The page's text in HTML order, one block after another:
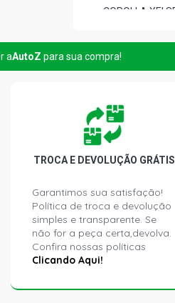
COROLLA XEI
COROLLA SW-
1999)
COROLLA SW-
1999)
COROLLA SW-
1999)
COROLLA XLI
2002)
aAutoZ para sua compra!
TROCA E DEVOLUÇÃO GRÁTIS
Garantimos sua satisfação!
Política de troca e devolução
simples e transparente. Se
não for a peça certa,devolva.
Confira nossas políticas
Clicando Aqui!